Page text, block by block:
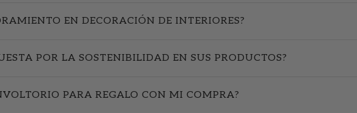
EN DECORACIÓN DE INTERIORES?
POR LA SOSTENIBILIDAD EN SUS PRODUCTOS?
PARA REGALO CON MI COMPRA?